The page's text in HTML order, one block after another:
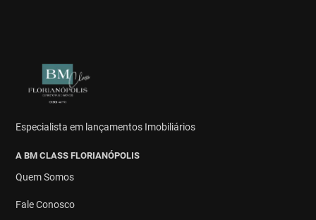
Especialista em lançamentos Imobiliários
A BM CLASS FLORIANÓPOLIS
Quem Somos
Fale Conosco